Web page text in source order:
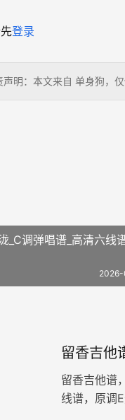
登录
明：本文来自 单身狗，
_C调弹唱谱_高清六线
留香吉他
留香吉他谱
线谱，原调